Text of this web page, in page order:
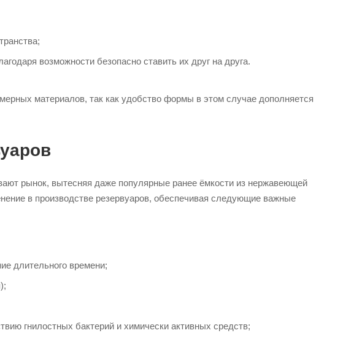
возможности безопасно ставить их друг на друга.
материалов, так как удобство формы в этом случае дополняется
рынок, вытесняя даже популярные ранее ёмкости из нержавеющей
в производстве резервуаров, обеспечивая следующие важные
длительного времени;
гнилостных бактерий и химически активных средств;